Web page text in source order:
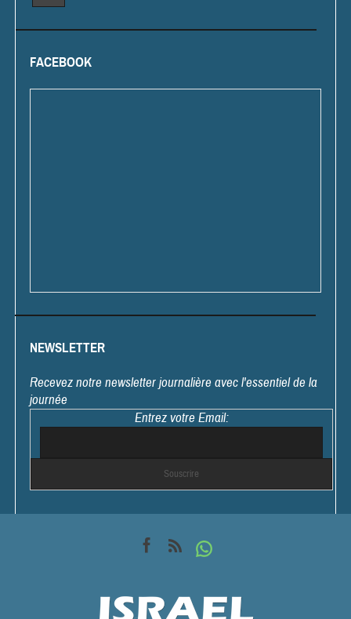
FACEBOOK
NEWSLETTER
Recevez notre newsletter journalière avec l'essentiel de la
journée
Entrez votre Email: